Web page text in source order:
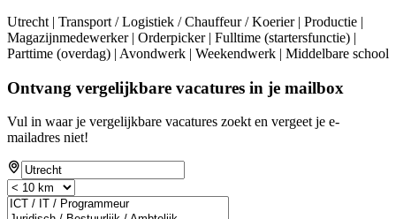
Utrecht | Transport / Logistiek / Chauffeur / Koerier | Productie |
Magazijnmedewerker | Orderpicker | Fulltime (startersfunctie) |
Parttime (overdag) | Avondwerk | Weekendwerk | Middelbare school
Ontvang vergelijkbare vacatures in je mailbox
Vul in waar je vergelijkbare vacatures zoekt en vergeet je e-
mailadres niet!